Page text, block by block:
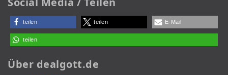
teilen teilen E-Mail
teilen
Über dealgott.de